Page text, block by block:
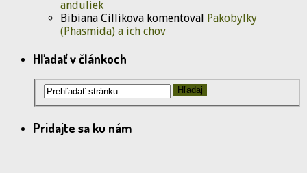
anduliek
Bibiana Cillikova komentoval Pakobylky
(Phasmida) a ich chov
Hľadať v článkoch
Pridajte sa ku nám